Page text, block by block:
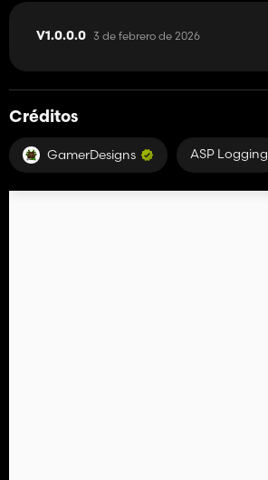
V1.0.0.0 3 de febrero de 2026
Créditos
GamerDesigns ASP Logging